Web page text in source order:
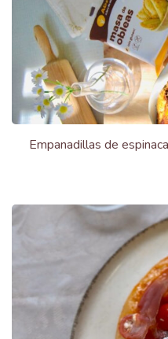
Empanadillas de